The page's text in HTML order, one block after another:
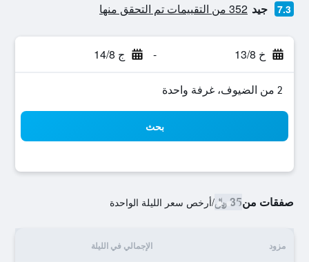
7.3 جيد 352 من التقييمات تم التحقق منها
خ 13/8 - ج 14/8
2 من الضيوف، غرفة واحدة
بحث
صفقات من35 ﷼ /أرخص سعر الليلة الواحدة
مزود الإجمالي في الليلة